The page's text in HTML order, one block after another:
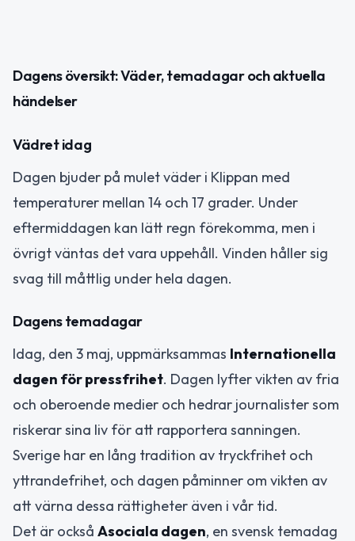
Dagens översikt: Väder, temadagar och aktuella
händelser
Vädret idag
Dagen bjuder på mulet väder i Klippan med
temperaturer mellan 14 och 17 grader. Under
eftermiddagen kan lätt regn förekomma, men i
övrigt väntas det vara uppehåll. Vinden håller sig
svag till måttlig under hela dagen.
Dagens temadagar
Idag, den 3 maj, uppmärksammas Internationella
dagen för pressfrihet. Dagen lyfter vikten av fria
och oberoende medier och hedrar journalister som
riskerar sina liv för att rapportera sanningen.
Sverige har en lång tradition av tryckfrihet och
yttrandefrihet, och dagen påminner om vikten av
att värna dessa rättigheter även i vår tid.
Det är också Asociala dagen, en svensk temadag